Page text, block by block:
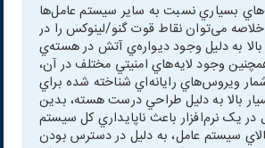
بسياري نسبت به ساير سيستم عامل‌ها
می‌توان نقاط قوت گنو/لينوکس را در
بالا به دليل وجود ديواره‌ي آتش در هسته‌ي
وجود لايه‌هاي امنيتي مختلف در آن،
ويروس‌هاي رايانه‌اي شناخته شده براي
بالا به دليل طراحي درست هسته، بدين
يک نرم‌افزار باعث ناپايداري کل سيستم
سيستم عامل، به دليل در دسترس بودن